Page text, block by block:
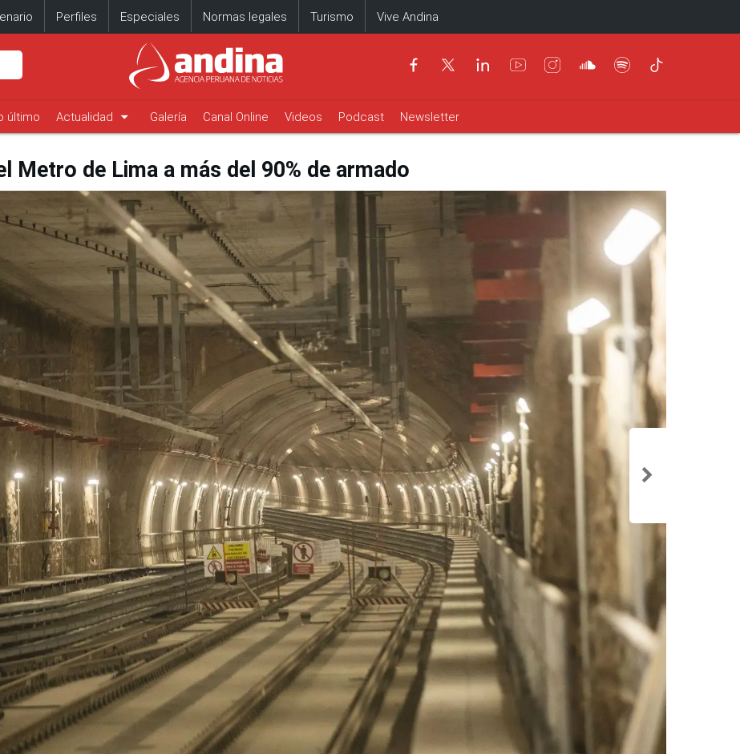
Perfiles Especiales Normas legales Turismo Vive Andina
último Actualidad arrow_drop_down Galería Canal Online Videos Podcast Newsletter
Metro de Lima a más del 90% de armado